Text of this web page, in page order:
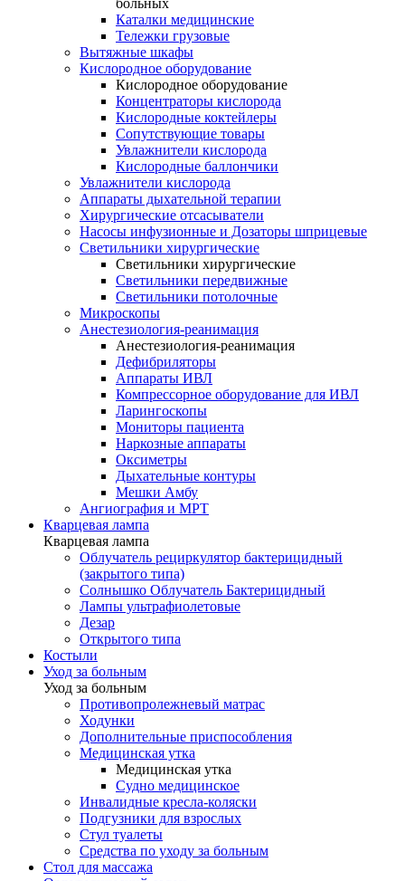
больных
Каталки медицинские
Тележки грузовые
Вытяжные шкафы
Кислородное оборудование
Кислородное оборудование
Концентраторы кислорода
Кислородные коктейлеры
Сопутствующие товары
Увлажнители кислорода
Кислородные баллончики
Увлажнители кислорода
Аппараты дыхательной терапии
Хирургические отсасыватели
Насосы инфузионные и Дозаторы шприцевые
Светильники хирургические
Светильники хирургические
Светильники передвижные
Светильники потолочные
Микроскопы
Анестезиология-реанимация
Анестезиология-реанимация
Дефибриляторы
Аппараты ИВЛ
Компрессорное оборудование для ИВЛ
Ларингоскопы
Мониторы пациента
Наркозные аппараты
Оксиметры
Дыхательные контуры
Мешки Амбу
Ангиография и МРТ
Кварцевая лампа
Кварцевая лампа
Облучатель рециркулятор бактерицидный
(закрытого типа)
Солнышко Облучатель Бактерицидный
Лампы ультрафиолетовые
Дезар
Открытого типа
Костыли
Уход за больным
Уход за больным
Противопролежневый матрас
Ходунки
Дополнительные приспособления
Медицинская утка
Медицинская утка
Судно медицинское
Инвалидные кресла-коляски
Подгузники для взрослых
Стул туалеты
Средства по уходу за больным
Cтол для массажа